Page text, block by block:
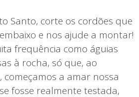
Santo, corte os cordões que
e nos ajude a montar!
frequência como águias
à rocha, só que, ao
a amar nossa
fosse realmente testada,